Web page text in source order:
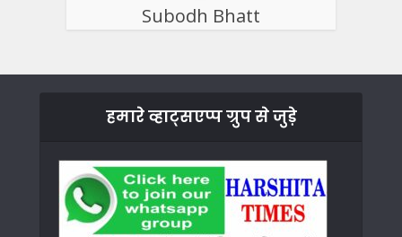
Subodh Bhatt
हमारे व्हाट्सएप्प ग्रुप से जुड़े